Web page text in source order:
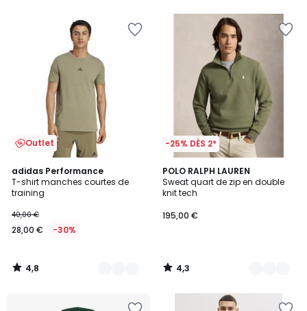
Outlet
adidas Performance
T-shirt manches courtes de
training
40,00 €
28,00 € -30%
4,8
/ 5
2
Couleurs
4,8
/
-25% DÈS 2*
POLO RALPH LAUREN
Sweat quart de zip en double
knit tech
195,00 €
4,3
/ 5
5
Couleurs
4,3
/